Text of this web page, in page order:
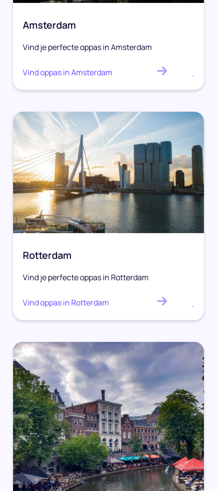
Amsterdam
Vind je perfecte oppas in Amsterdam
Vind oppas in Amsterdam .
Rotterdam
Vind je perfecte oppas in Rotterdam
Vind oppas in Rotterdam .
Utrecht